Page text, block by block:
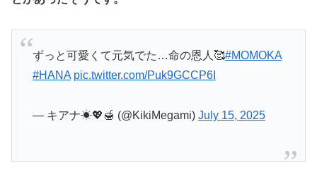
ずっと可愛くて元気でた…命の恩人🥰#MOMOKA
#HANA pic.twitter.com/Puk9GCCP6I
— キアナ☀💖🍯 (@KikiMegami) July 15, 2025